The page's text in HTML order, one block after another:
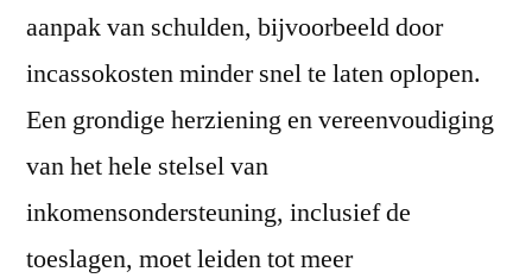
aanpak van schulden, bijvoorbeeld door
incassokosten minder snel te laten oplopen.
Een grondige herziening en vereenvoudiging
van het hele stelsel van
inkomensondersteuning, inclusief de
toeslagen, moet leiden tot meer